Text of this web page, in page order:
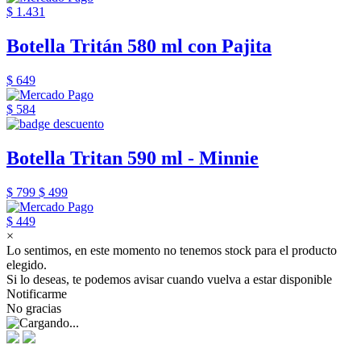
$ 1.431
Botella Tritán 580 ml con Pajita
$ 649
$ 584
Botella Tritan 590 ml - Minnie
$ 799 $ 499
$ 449
×
Lo sentimos, en este momento no tenemos stock para el producto
elegido.
Si lo deseas, te podemos avisar cuando vuelva a estar disponible
Notificarme
No gracias